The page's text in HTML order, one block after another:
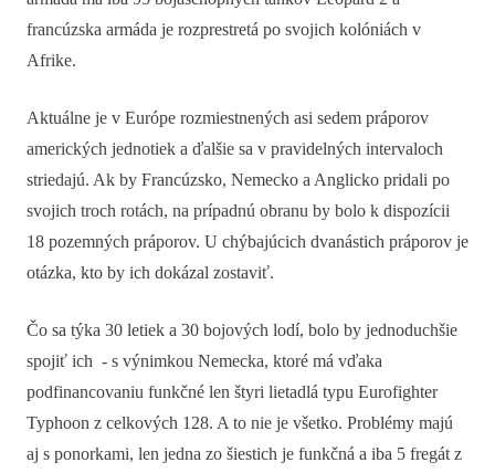
francúzska armáda je rozprestretá po svojich kolóniách v
Afrike.
Aktuálne je v Európe rozmiestnených asi sedem práporov
amerických jednotiek a ďalšie sa v pravidelných intervaloch
striedajú. Ak by Francúzsko, Nemecko a Anglicko pridali po
svojich troch rotách, na prípadnú obranu by bolo k dispozícii
18 pozemných práporov. U chýbajúcich dvanástich práporov je
otázka, kto by ich dokázal zostaviť.
Čo sa týka 30 letiek a 30 bojových lodí, bolo by jednoduchšie
spojiť ich - s výnimkou Nemecka, ktoré má vďaka
podfinancovaniu funkčné len štyri lietadlá typu Eurofighter
Typhoon z celkových 128. A to nie je všetko. Problémy majú
aj s ponorkami, len jedna zo šiestich je funkčná a iba 5 fregát z